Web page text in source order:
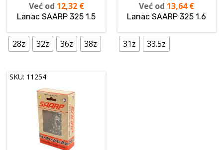
Već od 12,32 €
Lanac SAARP 325 1.5
28z 32z 36z 38z
Već od 13,64€
Lanac SAARP 325 1.6
31z 33.5z
SKU: 11254